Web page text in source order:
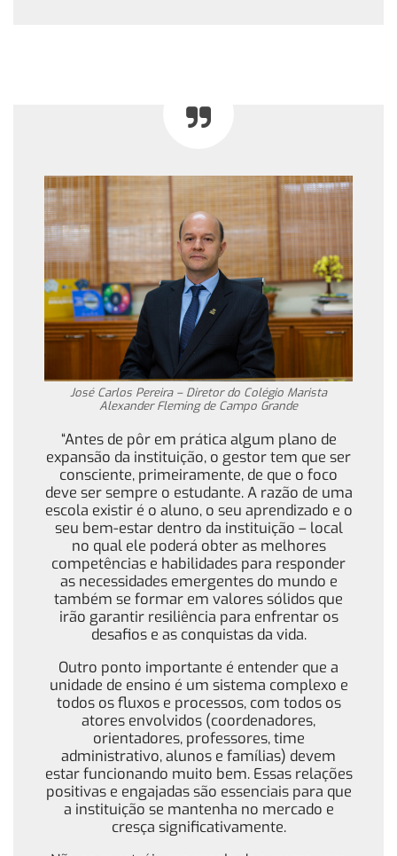
José Carlos Pereira – Diretor do Colégio Marista
Alexander Fleming de Campo Grande
“Antes de pôr em prática algum plano de
expansão da instituição, o gestor tem que ser
consciente, primeiramente, de que o foco
deve ser sempre o estudante. A razão de uma
escola existir é o aluno, o seu aprendizado e o
seu bem-estar dentro da instituição – local
no qual ele poderá obter as melhores
competências e habilidades para responder
as necessidades emergentes do mundo e
também se formar em valores sólidos que
irão garantir resiliência para enfrentar os
desafios e as conquistas da vida.
Outro ponto importante é entender que a
unidade de ensino é um sistema complexo e
todos os fluxos e processos, com todos os
atores envolvidos (coordenadores,
orientadores, professores, time
administrativo, alunos e famílias) devem
estar funcionando muito bem. Essas relações
positivas e engajadas são essenciais para que
a instituição se mantenha no mercado e
cresça significativamente.